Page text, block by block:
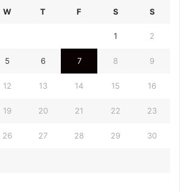
W T F S S
1 2
5 6 7 8 9
12 13 14 15 16
19 20 21 22 23
26 27 28 29 30